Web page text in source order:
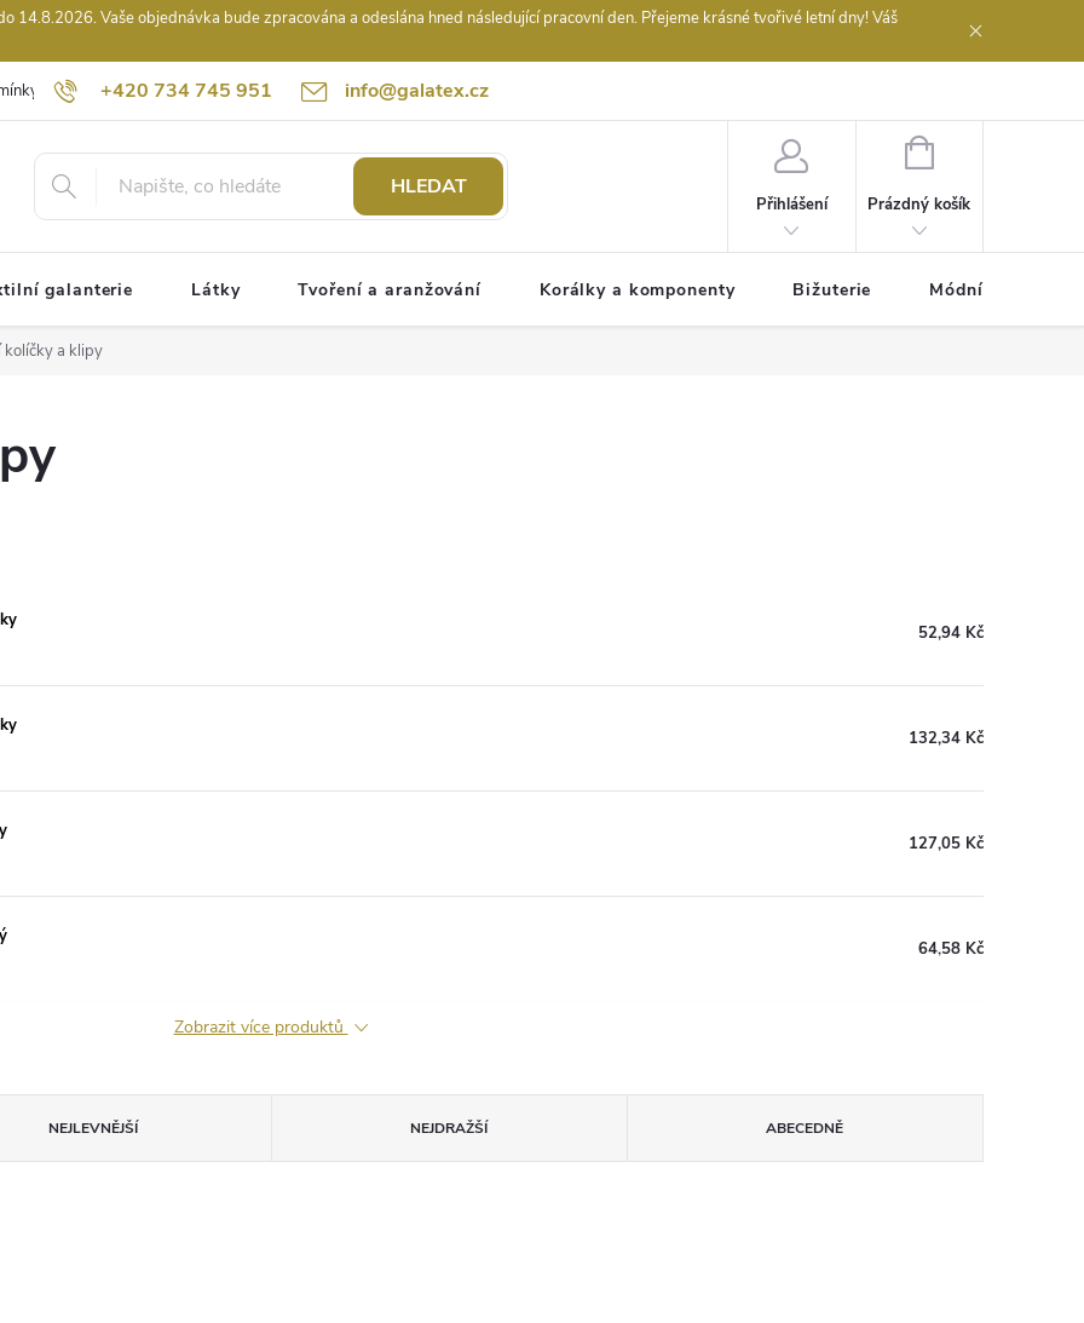
14.8.2026. Vaše objednávka bude zpracována a odeslána hned následující pracovní den. Přejeme krásné tvořivé letní dny! Váš
+420 734 745 951 info@galatex.cz
Podmínky ochrany osobních údajů Kontakty Hodnocení obchodu
HLEDAT
Přihlášení
NÁKUPNÍ
Prázdný košík
galanterie Látky Tvoření a aranžování Korálky a komponenty Bižuterie Módní doplňky
kolíčky a klipy
52,94 Kč
132,34 Kč
127,05 Kč
64,58 Kč
Zobrazit více produktů
NEJLEVNĚJŠÍ NEJDRAŽŠÍ ABECEDNĚ